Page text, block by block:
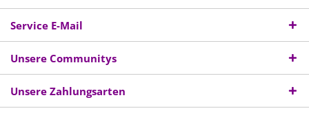
Service E-Mail
Unsere Communitys
Unsere Zahlungsarten